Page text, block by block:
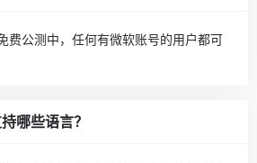
费公测中，任何有微软账号的用户都可
哪些语言？